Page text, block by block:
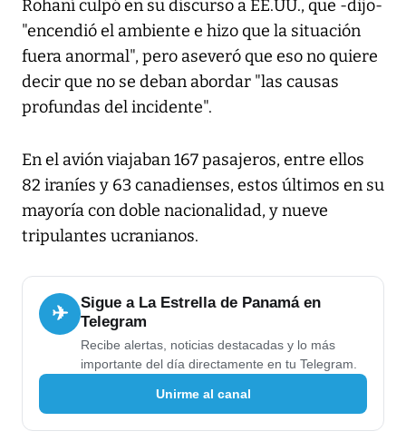
Rohaní culpó en su discurso a EE.UU., que -dijo-
"encendió el ambiente e hizo que la situación
fuera anormal", pero aseveró que eso no quiere
decir que no se deban abordar "las causas
profundas del incidente".
En el avión viajaban 167 pasajeros, entre ellos
82 iraníes y 63 canadienses, estos últimos en su
mayoría con doble nacionalidad, y nueve
tripulantes ucranianos.
✈
Sigue a La Estrella de Panamá en
Telegram
Recibe alertas, noticias destacadas y lo más
importante del día directamente en tu Telegram.
Unirme al canal